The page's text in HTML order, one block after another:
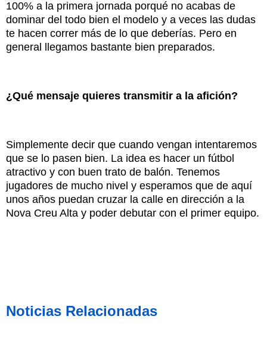
100% a la primera jornada porqué no acabas de
dominar del todo bien el modelo y a veces las dudas
te hacen correr más de lo que deberías. Pero en
general llegamos bastante bien preparados.
¿Qué mensaje quieres transmitir a la afición?
Simplemente decir que cuando vengan intentaremos
que se lo pasen bien. La idea es hacer un fútbol
atractivo y con buen trato de balón. Tenemos
jugadores de mucho nivel y esperamos que de aquí
unos años puedan cruzar la calle en dirección a la
Nova Creu Alta y poder debutar con el primer equipo.
Noticias Relacionadas